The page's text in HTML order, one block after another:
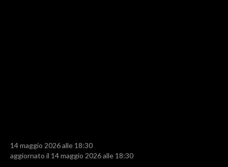
RISULTATI E CLASSIFICHE
14 maggio 2026 alle 18:30
aggiornato il 14 maggio 2026 alle 18:30